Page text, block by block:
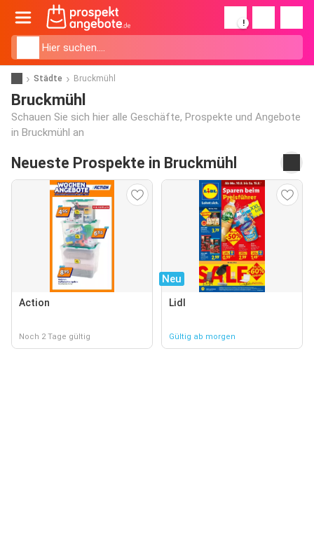
!
Städte Bruckmühl
Bruckmühl
Schauen Sie sich hier alle Geschäfte, Prospekte und Angebote
in Bruckmühl an
Neueste Prospekte in Bruckmühl
Action
Noch 2 Tage gültig
Neu
Lidl
Gültig ab morgen